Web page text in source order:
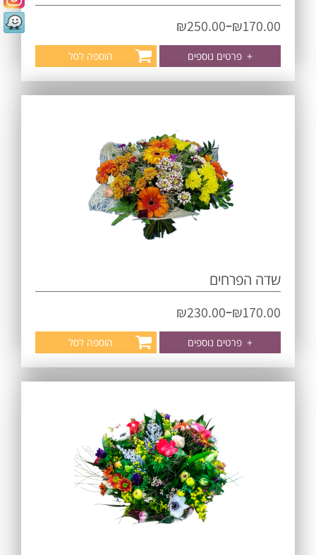
₪170.00
–
₪250.00
+ פרטים נוספים הוספה לסל
שדה הפרחים
₪170.00
–
₪230.00
+ פרטים נוספים הוספה לסל